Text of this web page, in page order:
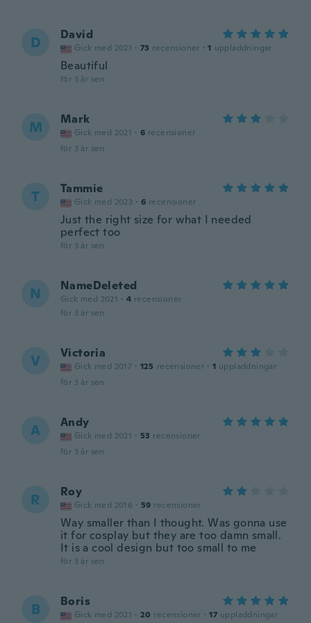
D David
Gick med 2021 · 73 recensioner · 1 uppladdningar
Beautiful
för 3 år sen
M Mark
Gick med 2021 · 6 recensioner
för 3 år sen
T Tammie
Gick med 2023 · 6 recensioner
Just the right size for what I needed
perfect too
för 3 år sen
N NameDeleted
Gick med 2021 · 4 recensioner
för 3 år sen
V Victoria
Gick med 2017 · 125 recensioner · 1 uppladdningar
för 3 år sen
A Andy
Gick med 2021 · 53 recensioner
för 3 år sen
R Roy
Gick med 2016 · 59 recensioner
Way smaller than I thought. Was gonna use
it for cosplay but they are too damn small.
It is a cool design but too small to me
för 3 år sen
B Boris
Gick med 2021 · 20 recensioner · 17 uppladdningar